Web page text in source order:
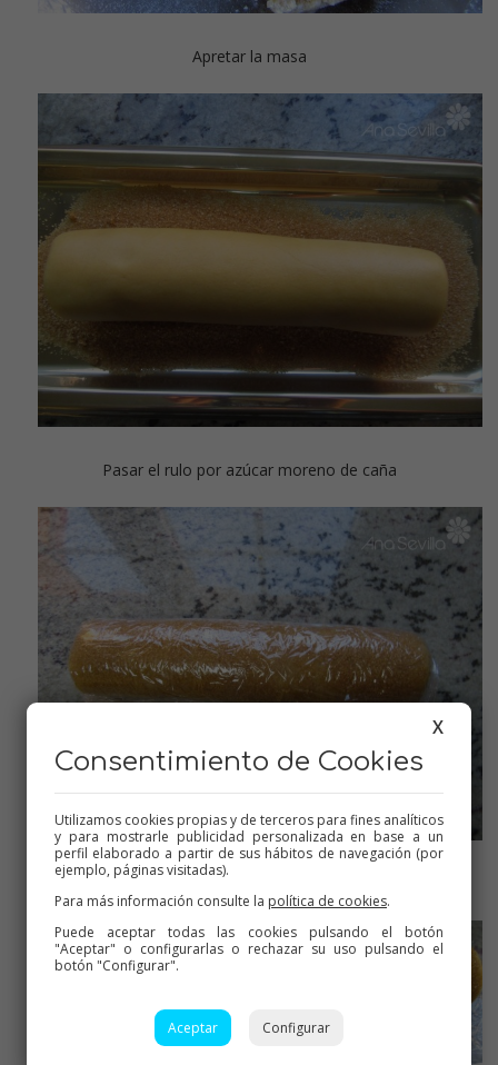
Apretar la masa
Pasar el rulo por azúcar moreno de caña
Envolver en film y llevar a la nevera
X
Consentimiento de Cookies
Utilizamos cookies propias y de terceros para fines analíticos
y para mostrarle publicidad personalizada en base a un
perfil elaborado a partir de sus hábitos de navegación (por
ejemplo, páginas visitadas).
Para más información consulte la política de cookies.
Puede aceptar todas las cookies pulsando el botón
"Aceptar" o configurarlas o rechazar su uso pulsando el
botón "Configurar".
Aceptar Configurar